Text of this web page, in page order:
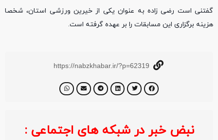
گفتنی است رضی زاده به عنوان یکی از خیرین ورزشی استان، شخصا
هزینه برگزاری این مسابقات را بر عهده گرفته است.
https://nabzkhabar.ir/?p=62319
نبض خبر در شبکه های اجتماعی :